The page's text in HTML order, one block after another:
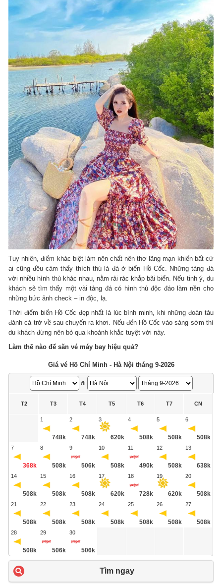
Tuy nhiên, điểm khác biệt làm nên chất nên thơ lãng mạn khiến bất cứ
ai cũng đều cảm thấy thích thú là đá ở biển Hồ Cốc. Những tảng đá
vời nhiều hình thù khác nhau, nằm rải rác khắp bãi biển. Nếu tinh ý, du
khách sẽ tìm thấy một vài tảng đá có hình thù độc đáo làm nền cho
những bức ảnh check – in độc, lạ.
Thời điểm biển Hồ Cốc đẹp nhất là lúc bình minh, khi những đoàn tàu
đánh cá trở về sau chuyến ra khơi. Nếu đến Hồ Cốc vào sáng sớm thì
du khách đừng nên bỏ qua khoảnh khắc tuyệt vời này.
Làm thế nào để săn vé máy bay hiệu quả?
Giá vé Hồ Chí Minh - Hà Nội tháng 9-2026
đi
T2 T3 T4 T5 T6 T7 CN
1
748k
2
748k
3
620k
4
508k
5
508k
6
508k
7
368k
8
508k
9
506k
10
508k
11
490k
12
508k
13
638k
14
508k
15
508k
16
508k
17
620k
18
728k
19
620k
20
508k
21
508k
22
508k
23
508k
24
508k
25
508k
26
508k
27
508k
28
508k
29
506k
30
506k
Tìm ngay